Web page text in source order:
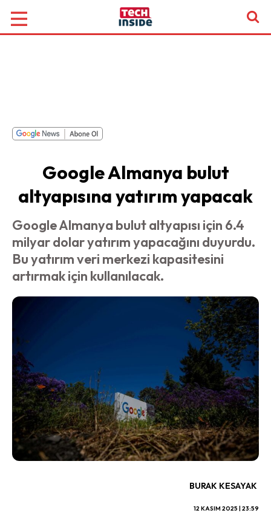
Google Almanya bulut
altyapısına yatırım yapacak
Google Almanya bulut altyapısı için 6.4
milyar dolar yatırım yapacağını duyurdu.
Bu yatırım veri merkezi kapasitesini
artırmak için kullanılacak.
BURAK KESAYAK
12 KASIM 2025 | 23:59